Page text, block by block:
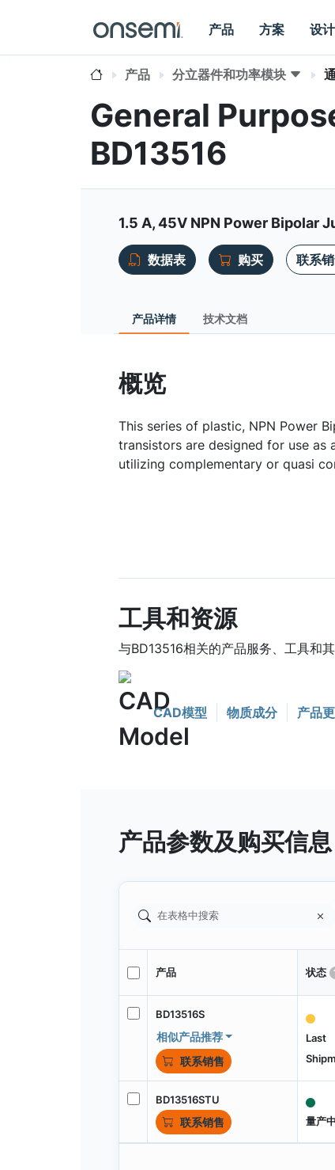
产品 方案 设计
产品 分立器件和功率模块
General
BD13516
1.5 A, 45V NPN Power Bipolar
数据表
购买 联系
产品详情 技术文档
概览
This series of plastic, NPN Power
transistors are designed for use as
utilizing complementary or quasi
工具和资源
与BD13516相关的产品服务、工具和
CAD模型 物质成分 产品
产品参数及购买信息
产品 状态
BD13516S
相似产品推荐
联系销售
Last
BD13516STU
联系销售 量产中